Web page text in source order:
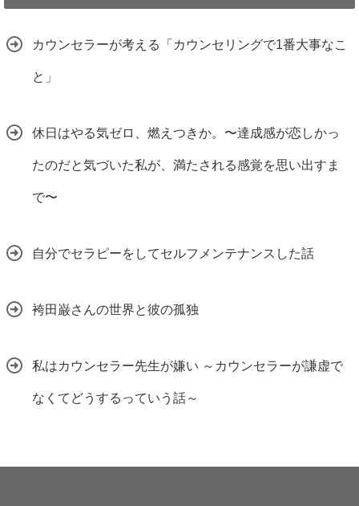
カウンセラーが考える「カウンセリングで1番大事なこ
と」
休日はやる気ゼロ、燃えつきか。〜達成感が恋しかっ
たのだと気づいた私が、満たされる感覚を思い出すま
で〜
自分でセラピーをしてセルフメンテナンスした話
袴田巌さんの世界と彼の孤独
私はカウンセラー先生が嫌い ～カウンセラーが謙虚で
なくてどうするっていう話～